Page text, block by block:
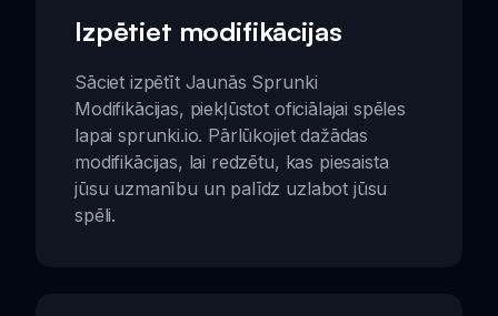
Izpētiet modifikācijas
Sāciet izpētīt Jaunās Sprunki
Modifikācijas, piekļūstot oficiālajai spēles
lapai sprunki.io. Pārlūkojiet dažādas
modifikācijas, lai redzētu, kas piesaista
jūsu uzmanību un palīdz uzlabot jūsu
spēli.